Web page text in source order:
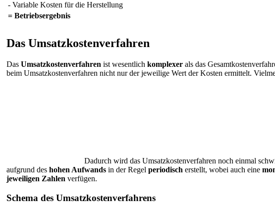
- Variable Kosten für die Herstellung
= Betriebsergebnis
Das Umsatzkostenverfahren
Das Umsatzkostenverfahren ist wesentlich komplexer als das
beim Umsatzkostenverfahren nicht nur der jeweilige Wert der Kosten ermittelt.
Dadurch wird das Umsatzkostenverfahren noch einmal
aufgrund des hohen Aufwands in der Regel periodisch erstellt, wobei auch eine
jeweiligen Zahlen verfügen.
Schema des Umsatzkostenverfahrens